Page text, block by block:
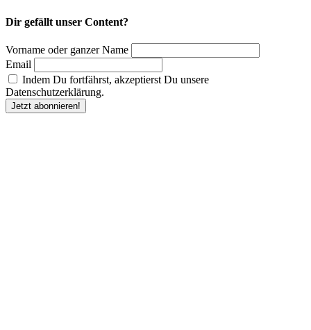
Dir gefällt unser Content?
Vorname oder ganzer Name
Email
Indem Du fortfährst, akzeptierst Du unsere
Datenschutzerklärung.